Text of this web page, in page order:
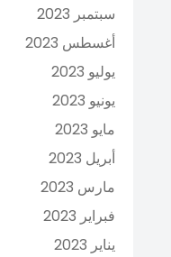
سبتمبر 2023
أغسطس 2023
يوليو 2023
يونيو 2023
مايو 2023
أبريل 2023
مارس 2023
فبراير 2023
يناير 2023